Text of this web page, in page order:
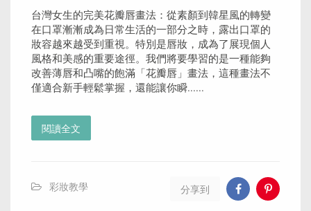
台灣女生的完美花瓣唇畫法：從素顏到韓星風的轉變
在口罩漸漸成為日常生活的一部分之時，露出口罩的
妝容越來越受到重視。特別是唇妝，成為了展現個人
風格和美感的重要途徑。我們將要學習的是一種能夠
改善薄唇和凸嘴的飽滿「花瓣唇」畫法，這種畫法不
僅適合新手輕鬆掌握，還能讓你瞬......
閱讀全文
彩妝教學 分享到